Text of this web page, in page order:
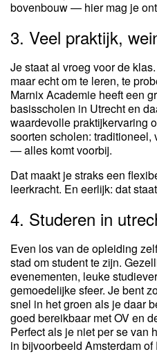
bovenbouw — hier mag je
3. Veel praktijk,
Je staat al vroeg voor de
maar echt om te leren, te
Marnix Academie heeft een
basisscholen in Utrecht en
waardevolle praktijkervaring
soorten scholen:
— alles komt voorbij.
Dat maakt je straks een
leerkracht. En eerlijk: dat
4. Studeren in
Even los van de opleiding
stad om student te zijn.
evenementen, leuke
gemoedelijke sfeer. Je bent
snel in het groen als je daar
goed bereikbaar met OV en
Perfect als je niet per se van
in bijvoorbeeld Amsterdam of